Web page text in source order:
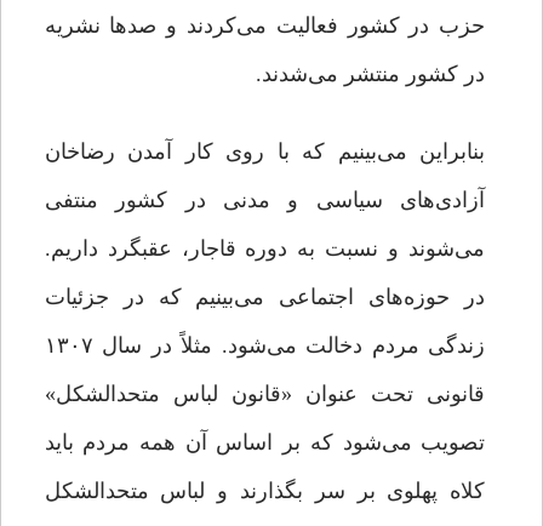
حزب در کشور فعالیت می‌کردند و صدها نشریه
در کشور منتشر می‌شدند.
بنابراین می‌بینیم که با روی کار آمدن رضاخان
آزادی‌های سیاسی و مدنی در کشور منتفی
می‌شوند و نسبت به دوره قاجار، عقبگرد داریم.
در حوزه‌های اجتماعی می‌بینیم که در جزئیات
زندگی مردم دخالت می‌شود. مثلاً در سال ۱۳۰۷
قانونی تحت عنوان «قانون لباس متحدالشکل»
تصویب می‌شود که بر اساس آن همه مردم باید
کلاه پهلوی بر سر بگذارند و لباس متحدالشکل